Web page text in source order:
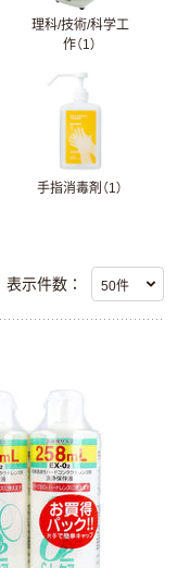
理科/技術/科学工
作（1）
手指消毒剤（1）
表示件数：